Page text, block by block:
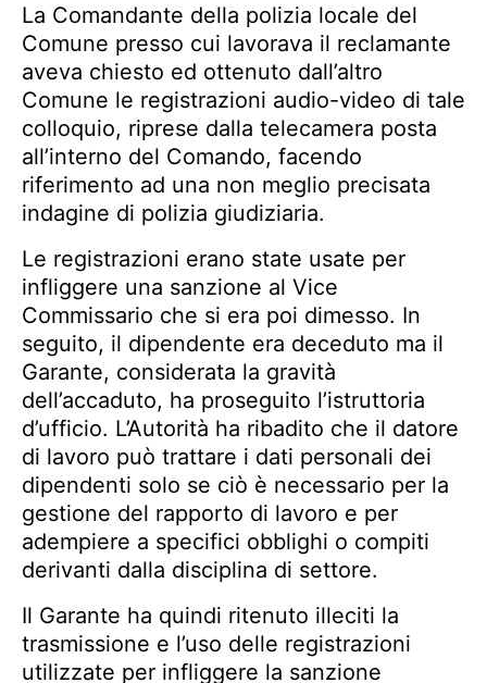
La Comandante della polizia locale del
Comune presso cui lavorava il reclamante
aveva chiesto ed ottenuto dall’altro
Comune le registrazioni audio-video di tale
colloquio, riprese dalla telecamera posta
all’interno del Comando, facendo
riferimento ad una non meglio precisata
indagine di polizia giudiziaria.
Le registrazioni erano state usate per
infliggere una sanzione al Vice
Commissario che si era poi dimesso. In
seguito, il dipendente era deceduto ma il
Garante, considerata la gravità
dell’accaduto, ha proseguito l’istruttoria
d’ufficio. L’Autorità ha ribadito che il datore
di lavoro può trattare i dati personali dei
dipendenti solo se ciò è necessario per la
gestione del rapporto di lavoro e per
adempiere a specifici obblighi o compiti
derivanti dalla disciplina di settore.
Il Garante ha quindi ritenuto illeciti la
trasmissione e l’uso delle registrazioni
utilizzate per infliggere la sanzione